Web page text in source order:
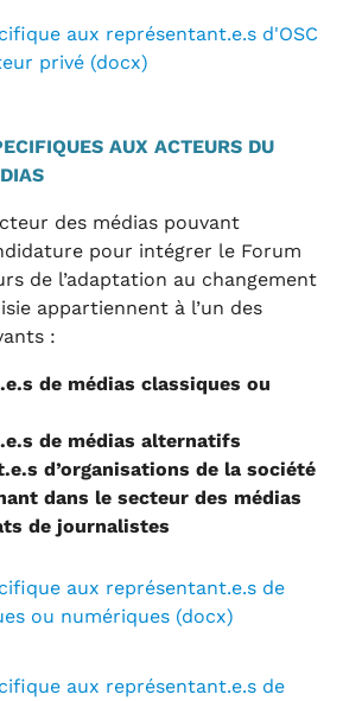
aux représentant.e.s d'OSC
privé (docx)
AUX ACTEURS DU
des médias pouvant
pour intégrer le Forum
de l’adaptation au changement
appartiennent à l’un des
:
de médias classiques ou
de médias alternatifs
d’organisations de la société
dans le secteur des médias
de journalistes
aux représentant.e.s de
ou numériques (docx)
aux représentant.e.s de